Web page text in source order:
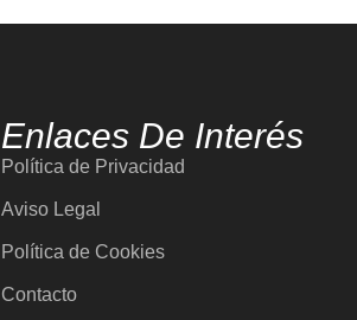
Enlaces De Interés
Política de Privacidad
Aviso Legal
Política de Cookies
Contacto